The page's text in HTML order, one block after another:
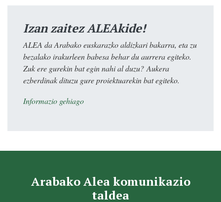
Izan zaitez ALEAkide!
ALEA da Arabako euskarazko aldizkari bakarra, eta zu
bezalako irakurleen babesa behar du aurrera egiteko.
Zuk ere gurekin bat egin nahi al duzu? Aukera
ezberdinak dituzu gure proiektuarekin bat egiteko.
Informazio gehiago
Arabako Alea komunikazio
taldea